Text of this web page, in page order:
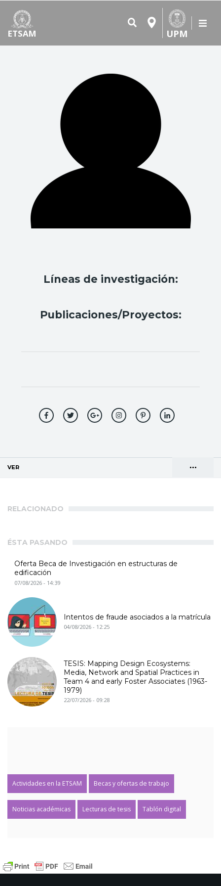
ETSAM UPM
Líneas de investigación:
Publicaciones/Proyectos:
•••
VER
RELACIONADO
ÉSTA PASANDO
Oferta Beca de Investigación en estructuras de
edificación
07/08/2026 - 14:39
Intentos de fraude asociados a la matrícula
04/08/2026 - 12:25
TESIS: Mapping Design Ecosystems:
Media, Network and Spatial Practices in
Team 4 and early Foster Associates (1963-
1979)
22/07/2026 - 09:28
Actividades en la ETSAM Becas y ofertas de trabajo
Noticias académicas Lecturas de tesis Tablón digital